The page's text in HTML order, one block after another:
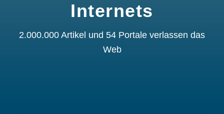
Internets
2.000.000 Artikel und 54 Portale verlassen das
Web